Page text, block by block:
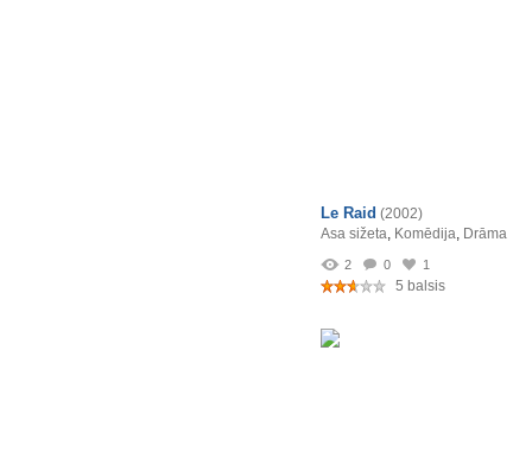
Le Raid (2002)
Asa sižeta, Komēdija, Drāma
2 0 1
5 balsis